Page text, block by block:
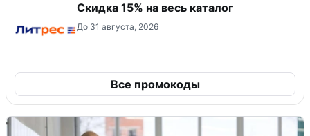
Скидка 15% на весь каталог
До 31 августа, 2026
Все промокоды